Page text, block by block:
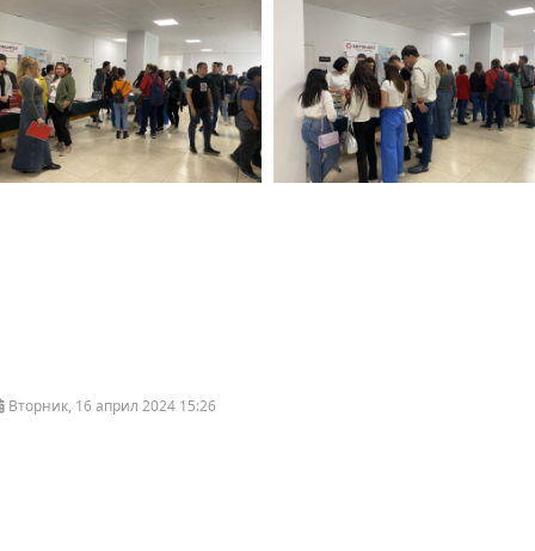
Вторник, 16 април 2024 15:26